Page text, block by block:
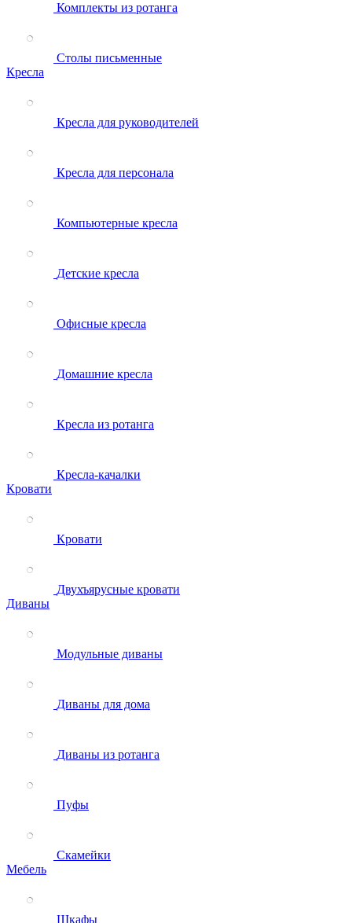
Комплекты из ротанга
Столы письменные
Кресла
Кресла для руководителей
Кресла для персонала
Компьютерные кресла
Детские кресла
Офисные кресла
Домашние кресла
Кресла из ротанга
Кресла-качалки
Кровати
Кровати
Двухъярусные кровати
Диваны
Модульные диваны
Диваны для дома
Диваны из ротанга
Пуфы
Скамейки
Мебель
Шкафы